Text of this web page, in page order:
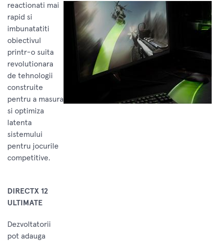
reactionati mai
rapid si
imbunatatiti
obiectivul
printr-o suita
revolutionara
de tehnologii
construite
pentru a masura
si optimiza
latenta
sistemului
pentru jocurile
competitive.
DIRECTX 12
ULTIMATE
Dezvoltatorii
pot adauga